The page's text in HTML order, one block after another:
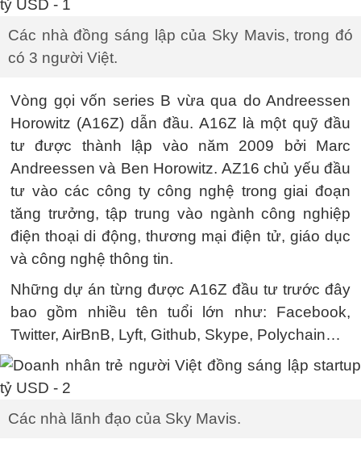
Các nhà đồng sáng lập của Sky Mavis, trong đó
có 3 người Việt.
Vòng gọi vốn series B vừa qua do Andreessen
Horowitz (A16Z) dẫn đầu. A16Z là một quỹ đầu
tư được thành lập vào năm 2009 bởi Marc
Andreessen và Ben Horowitz. AZ16 chủ yếu đầu
tư vào các công ty công nghệ trong giai đoạn
tăng trưởng, tập trung vào ngành công nghiệp
điện thoại di động, thương mại điện tử, giáo dục
và công nghệ thông tin.
Những dự án từng được A16Z đầu tư trước đây
bao gồm nhiều tên tuổi lớn như: Facebook,
Twitter, AirBnB, Lyft, Github, Skype, Polychain…
Các nhà lãnh đạo của Sky Mavis.